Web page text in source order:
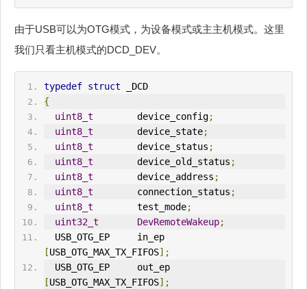
由于USB可以为OTG模式，为设备模式或主主机模式。这里
我们只看主机模式的DCD_DEV。
typedef struct _DCD
{
uint8_t
        device_config
;
uint8_t
        device_state
;
uint8_t
        device_status
;
uint8_t
        device_old_status
;
uint8_t
        device_address
;
uint8_t
        connection_status
;
uint8_t
        test_mode
;
uint32_t
DevRemoteWakeup;
  USB_OTG_EP     in_ep
[USB_OTG_MAX_TX_FIFOS];
  USB_OTG_EP     out_ep
[USB_OTG_MAX_TX_FIFOS];